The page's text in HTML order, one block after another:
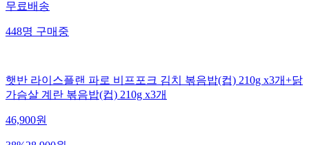
무료배송
448명구매중
햇반 라이스플랜 파로 비프포크 김치 볶음밥(컵) 210g x3개+닭
가슴살 계란 볶음밥(컵) 210g x3개
46,900원